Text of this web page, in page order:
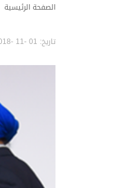
الصفحة الرئيسية
تاريخ: 01 -11 -2018